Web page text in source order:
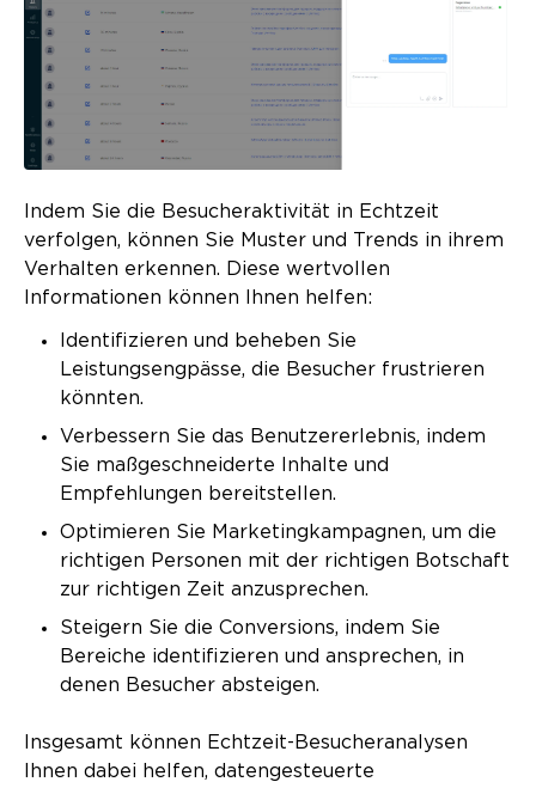
Indem Sie die Besucheraktivität in Echtzeit
verfolgen, können Sie Muster und Trends in ihrem
Verhalten erkennen. Diese wertvollen
Informationen können Ihnen helfen:
Identifizieren und beheben Sie
Leistungsengpässe, die Besucher frustrieren
könnten.
Verbessern Sie das Benutzererlebnis, indem
Sie maßgeschneiderte Inhalte und
Empfehlungen bereitstellen.
Optimieren Sie Marketingkampagnen, um die
richtigen Personen mit der richtigen Botschaft
zur richtigen Zeit anzusprechen.
Steigern Sie die Conversions, indem Sie
Bereiche identifizieren und ansprechen, in
denen Besucher absteigen.
Insgesamt können Echtzeit-Besucheranalysen
Ihnen dabei helfen, datengesteuerte